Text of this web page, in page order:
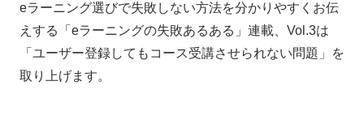
eラーニング選びで失敗しない方法を分かりやすくお伝
えする「eラーニングの失敗あるある」連載、Vol.3は
「ユーザー登録してもコース受講させられない問題」を
取り上げます。